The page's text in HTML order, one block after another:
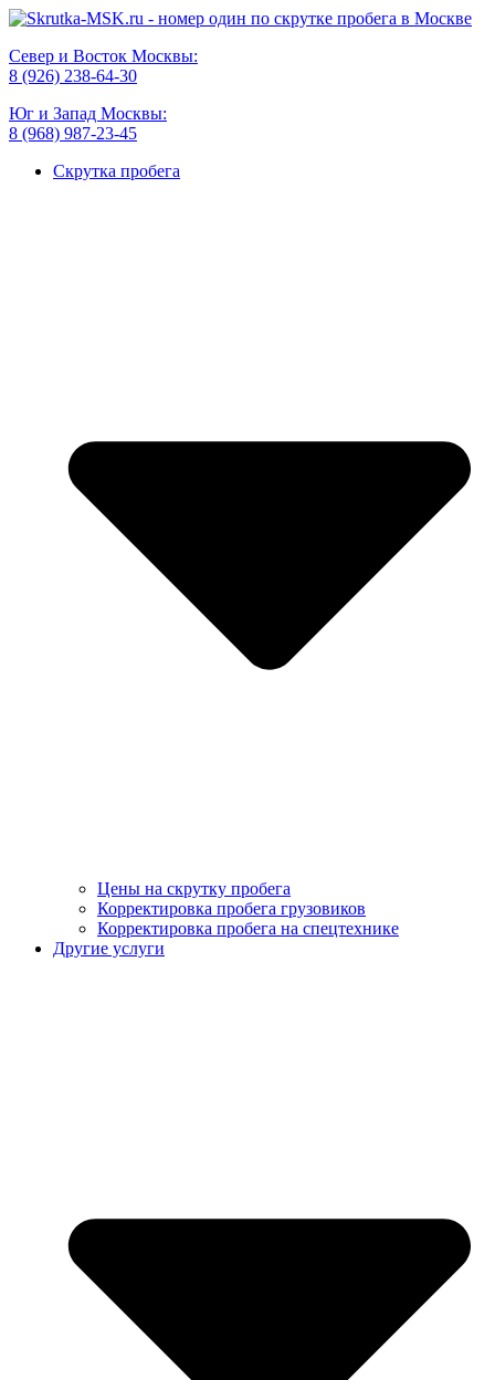
Север и Восток Москвы:
8 (926) 238-64-30
Юг и Запад Москвы:
8 (968) 987-23-45
Скрутка пробега
Цены на скрутку пробега
Корректировка пробега грузовиков
Корректировка пробега на спецтехнике
Другие услуги